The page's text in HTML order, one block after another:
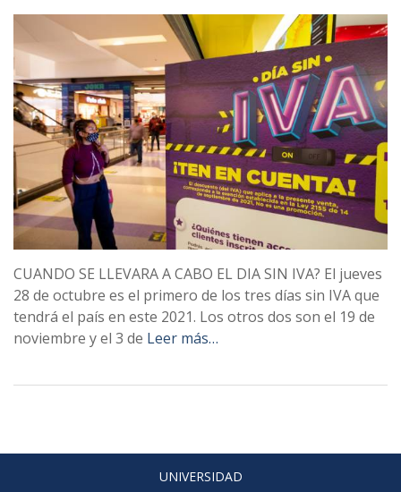
CUANDO SE LLEVARA A CABO EL DIA SIN IVA? El jueves
28 de octubre es el primero de los tres días sin IVA que
tendrá el país en este 2021. Los otros dos son el 19 de
noviembre y el 3 de Leer más…
UNIVERSIDAD